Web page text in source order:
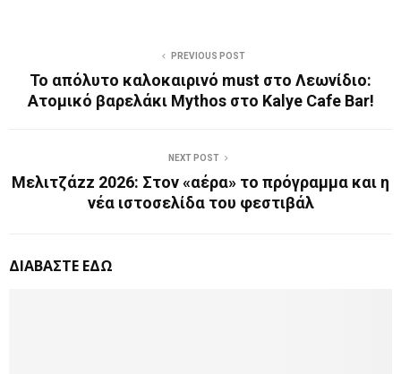
PREVIOUS POST
Το απόλυτο καλοκαιρινό must στο Λεωνίδιο:
Ατομικό βαρελάκι Mythos στο Kalye Cafe Bar!
NEXT POST
Μελιτζάzz 2026: Στον «αέρα» το πρόγραμμα και η
νέα ιστοσελίδα του φεστιβάλ
ΔΙΑΒΑΣΤΕ ΕΔΩ